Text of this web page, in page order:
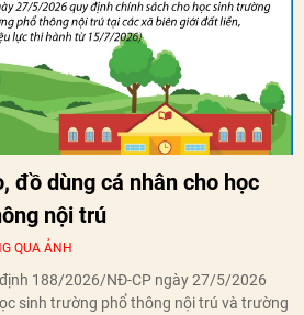
đồ dùng cá nhân cho học
nội trú
QUA ẢNH
188/2026/NĐ-CP ngày 27/5/2026
sinh trường phổ thông nội trú và trường